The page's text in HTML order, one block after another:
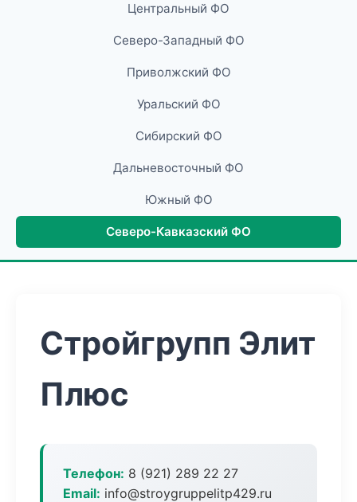
Центральный ФО
Северо-Западный ФО
Приволжский ФО
Уральский ФО
Сибирский ФО
Дальневосточный ФО
Южный ФО
Северо-Кавказский ФО
Стройгрупп Элит
Плюс
Телефон: 8 (921) 289 22 27
Email: info@stroygruppelitp429.ru